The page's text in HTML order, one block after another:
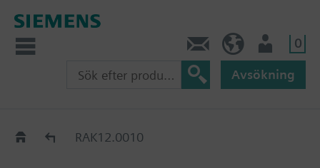
0
Avsökning
Old2NewRAK12.0010